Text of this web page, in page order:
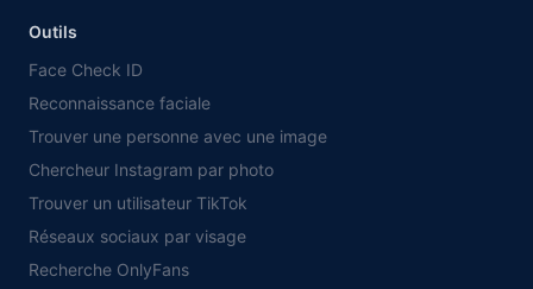
Outils
Face Check ID
Reconnaissance faciale
Trouver une personne avec une image
Chercheur Instagram par photo
Trouver un utilisateur TikTok
Réseaux sociaux par visage
Recherche OnlyFans